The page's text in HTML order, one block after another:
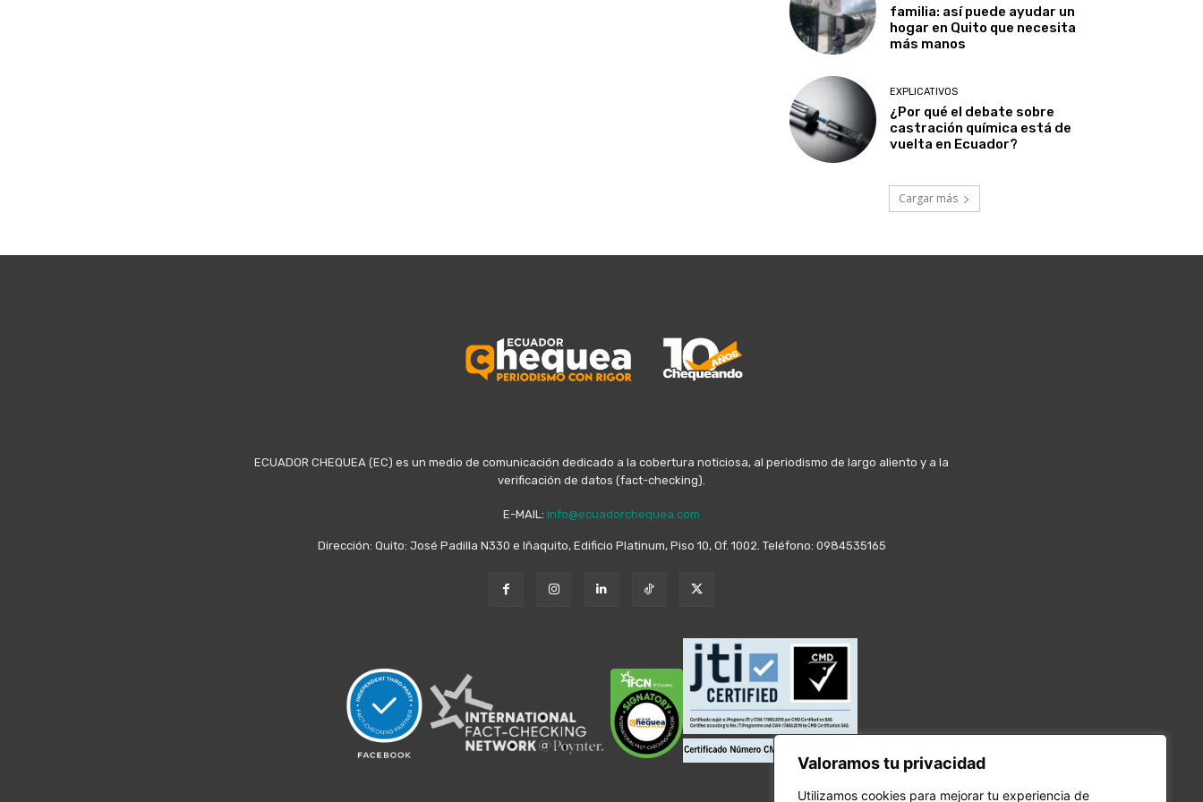
Valoramos tu privacidad
Utilizamos cookies para mejorar tu experiencia de
familia: así puede ayudar un
hogar en Quito que necesita
más manos
EXPLICATIVOS
¿Por qué el debate sobre
castración química está de
vuelta en Ecuador?
Cargar más
ECUADOR CHEQUEA (EC) es un medio de comunicación dedicado a la cobertura noticiosa, al periodismo de largo aliento y a la
verificación de datos (fact-checking).
E-MAIL: info@ecuadorchequea.com
Dirección: Quito: José Padilla N330 e Iñaquito, Edificio Platinum, Piso 10, Of. 1002. Teléfono: 0984535165